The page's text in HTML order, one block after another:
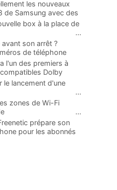
les nouveaux
de Samsung avec des
...
box à la place de
...
son arrêt ?
de téléphone
l'un des premiers à
Dolby
le lancement d'une
...
zones de Wi-Fi
...
prépare son
pour les abonnés